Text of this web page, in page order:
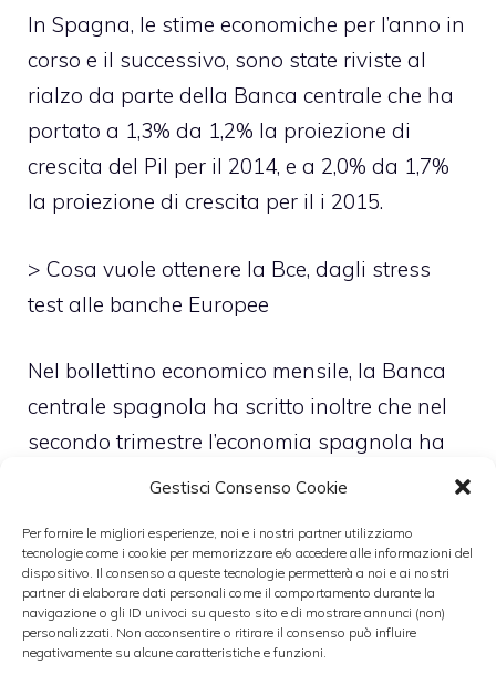
Gestisci Consenso Cookie
Per fornire le migliori esperienze, noi e i nostri partner utilizziamo
tecnologie come i cookie per memorizzare e/o accedere alle informazioni del
dispositivo. Il consenso a queste tecnologie permetterà a noi e ai nostri
partner di elaborare dati personali come il comportamento durante la
navigazione o gli ID univoci su questo sito e di mostrare annunci (non)
personalizzati. Non acconsentire o ritirare il consenso può influire
negativamente su alcune caratteristiche e funzioni.
In Spagna, le stime economiche per l’anno in
corso e il successivo, sono state riviste al
rialzo da parte della Banca centrale che ha
portato a 1,3% da 1,2% la proiezione di
crescita del Pil per il 2014, e a 2,0% da 1,7%
la proiezione di crescita per il i 2015.
> Cosa vuole ottenere la Bce, dagli stress
test alle banche Europee
Nel bollettino economico mensile, la Banca
centrale spagnola ha scritto inoltre che nel
secondo trimestre l’economia spagnola ha
quasi certamente registrato una crescita
dello 0,4% segnata nei primi tre mesi del
2014. Tra i segni positivi c’è anche la crescita
dell’occupazione non solo su base
congiunturale per il terzo trimestre